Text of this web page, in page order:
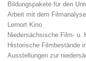
Bildungspakete für den
Arbeit mit dem
Lernort Kino
Niedersächsische Film- u.
Historische Filmbestände
Ausstellungen zur